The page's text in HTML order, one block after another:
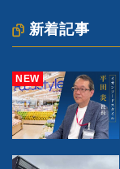
新着記事
NEW